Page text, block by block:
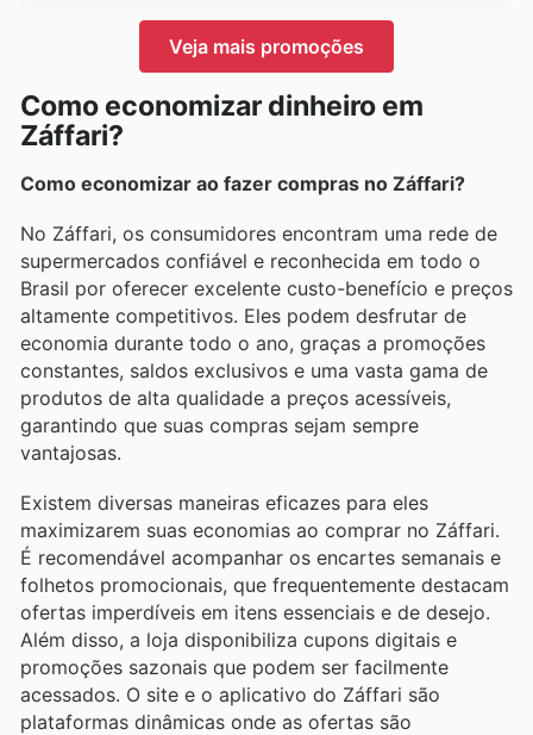
Veja mais promoções
Como economizar dinheiro em
Záffari?
Como economizar ao fazer compras no Záffari?
No Záffari, os consumidores encontram uma rede de
supermercados confiável e reconhecida em todo o
Brasil por oferecer excelente custo-benefício e preços
altamente competitivos. Eles podem desfrutar de
economia durante todo o ano, graças a promoções
constantes, saldos exclusivos e uma vasta gama de
produtos de alta qualidade a preços acessíveis,
garantindo que suas compras sejam sempre
vantajosas.
Existem diversas maneiras eficazes para eles
maximizarem suas economias ao comprar no Záffari.
É recomendável acompanhar os encartes semanais e
folhetos promocionais, que frequentemente destacam
ofertas imperdíveis em itens essenciais e de desejo.
Além disso, a loja disponibiliza cupons digitais e
promoções sazonais que podem ser facilmente
acessados. O site e o aplicativo do Záffari são
plataformas dinâmicas onde as ofertas são